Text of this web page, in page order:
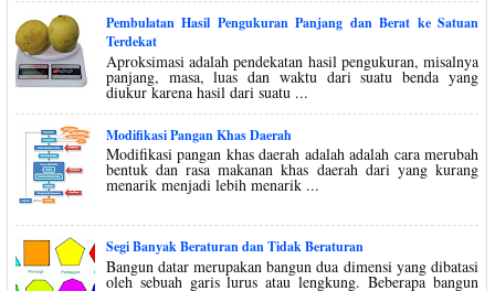
Pembulatan Hasil Pengukuran Panjang dan Berat ke Satuan
Terdekat
Aproksimasi adalah pendekatan hasil pengukuran, misalnya
panjang, masa, luas dan waktu dari suatu benda yang
diukur karena hasil dari suatu ...
Modifikasi Pangan Khas Daerah
Modifikasi pangan khas daerah adalah adalah cara merubah
bentuk dan rasa makanan khas daerah dari yang kurang
menarik menjadi lebih menarik ...
Segi Banyak Beraturan dan Tidak Beraturan
Bangun datar merupakan bangun dua dimensi yang dibatasi
oleh sebuah garis lurus atau lengkung. Beberapa bangun